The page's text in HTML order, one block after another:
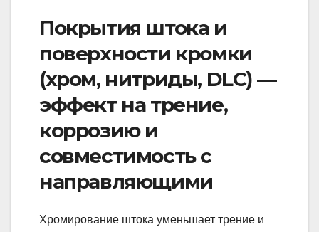
Покрытия штока и
поверхности кромки
(хром, нитриды, DLC) —
эффект на трение,
коррозию и
совместимость с
направляющими
Хромирование штока уменьшает трение и